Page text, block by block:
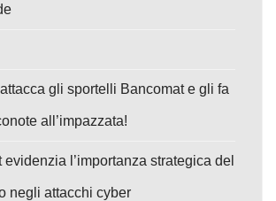
gli sportelli Bancomat e gli fa
all’impazzata!
evidenzia l’importanza strategica del
negli attacchi cyber